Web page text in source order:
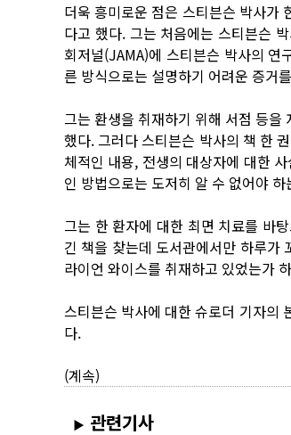
더욱 흥미로운 점은 스티븐슨 박사가
다고 했다. 그는 처음에는 스티븐슨
회저널(JAMA)에 스티븐슨 박사의
른 방식으로는 설명하기 어려운 증거
그는 환생을 취재하기 위해 서점 등
했다. 그러다 스티븐슨 박사의 책 한
체적인 내용, 전생의 대상자에 대한
인 방법으로는 도저히 알 수 없어야
그는 한 환자에 대한 최면 치료를 바
긴 책을 찾는데 도서관에서만 하루가
라이언 와이스를 취재하고 있었는가
스티븐슨 박사에 대한 슈로더 기자의
다.
(계속)
▶ 관련기사